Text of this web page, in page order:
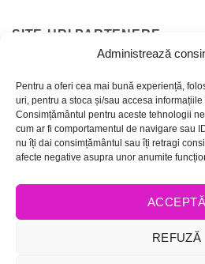
Administrează
Pentru a oferi cea mai bună experiență,
uri, pentru a stoca și/sau accesa
Consimțământul pentru aceste tehnologii
cum ar fi comportamentul de navigare sau
nu îți dai consimțământul sau îți retragi
afecte negative asupra unor anumite
ACCEPTĂ
REFUZĂ
SITE-URI PARTENERE
Criseea
CONTACT
0756 237 365 / 0736 035
E-mail: